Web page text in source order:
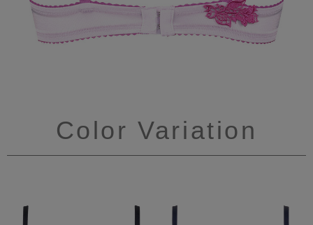
Color Variation